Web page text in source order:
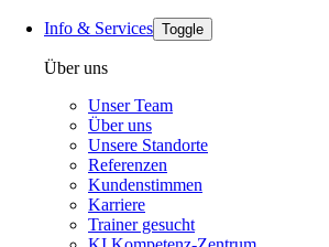
Info & Services Toggle
Über uns
Unser Team
Über uns
Unsere Standorte
Referenzen
Kundenstimmen
Karriere
Trainer gesucht